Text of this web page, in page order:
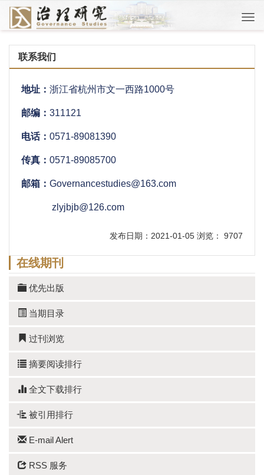
联系我们
地址： 浙江省杭州市文一西路1000号
邮编： 311121
电话： 0571-89081390
传真： 0571-89085700
邮箱： Governancestudies@163.com
zlyjbjb@126.com
发布日期：2021-01-05 浏览： 9707
在线期刊
优先出版
当期目录
过刊浏览
摘要阅读排行
全文下载排行
被引用排行
E-mail Alert
RSS 服务